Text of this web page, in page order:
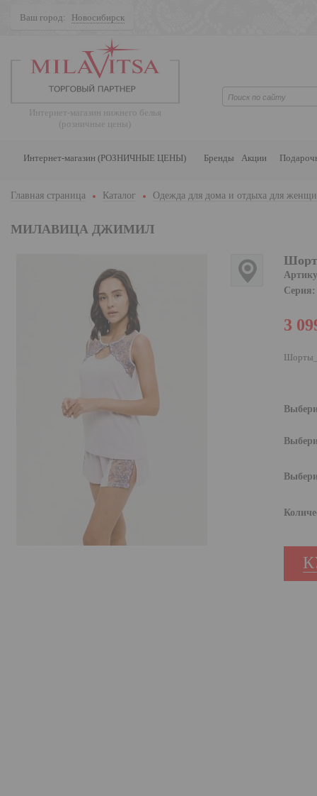
Ваш город: Новосибирск
Интернет-магазин нижнего белья
(розничные цены)
Интернет-магазин (РОЗНИЧНЫЕ ЦЕНЫ) Бренды Акции
Главная страница Каталог Одежда для дома и отдыха для
МИЛАВИЦА ДЖИМИЛ
Серия:
3